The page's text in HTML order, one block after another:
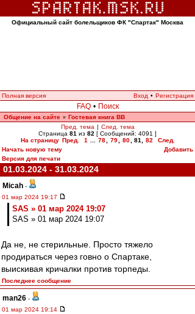
Официальный сайт болельщиков ФК "Спартак" Москва
Полная версия Вход • Регистрация
FAQ • Поиск
Общение на сайте » Гостевая книга ВВ
Пред. тема | След. тема
Страница 81 из 82 [ Сообщений: 4091 ]
На страницу Пред. 1 78 79 80 81 82
След.
Начать новую тему
Добавить
Версия для печати
01.03.2024 - 31.03.2024
Micah -
01 мар 2024 19:17
SAS » 01 мар 2024 19:07
SAS » 01 мар 2024 19:07
Да не, не стерильные. Просто тяжело
продираться через говно о Спартаке,
выискивая кричалки против торпеды.
Последнее сообщение
man26 -
01 мар 2024 19:14